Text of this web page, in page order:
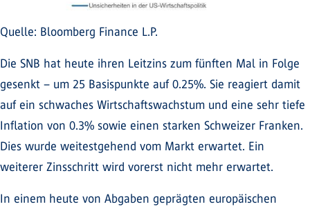
Quelle: Bloomberg Finance L.P.
Die SNB hat heute ihren Leitzins zum fünften Mal in Folge
gesenkt – um 25 Basispunkte auf 0.25%. Sie reagiert damit
auf ein schwaches Wirtschaftswachstum und eine sehr tiefe
Inflation von 0.3% sowie einen starken Schweizer Franken.
Dies wurde weitestgehend vom Markt erwartet. Ein
weiterer Zinsschritt wird vorerst nicht mehr erwartet.
In einem heute von Abgaben geprägten europäischen